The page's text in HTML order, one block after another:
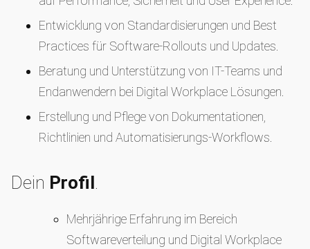
Entwicklung von Standardisierungen und Best
Practices für Software-Rollouts und Updates.
Beratung und Unterstützung von IT-Teams und
Endanwendern bei Digital Workplace Lösungen.
Erstellung und Pflege von Dokumentationen,
Richtlinien und Automatisierungs-Workflows.
Dein Profil.
Mehrjährige Erfahrung im Bereich
Softwareverteilung und Digital Workplace